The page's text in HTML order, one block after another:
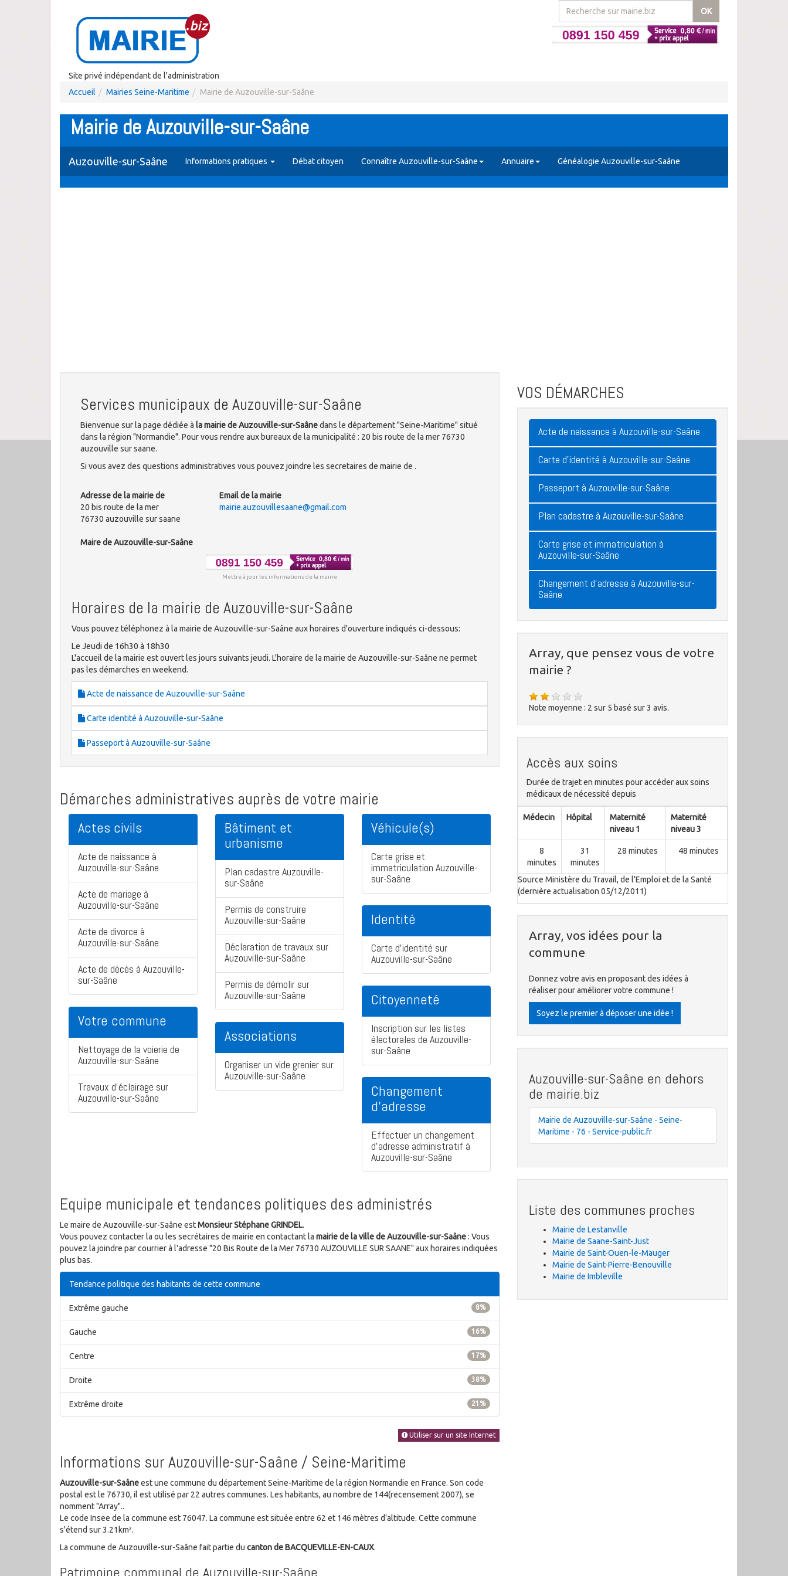
OK
Site privé indépendant de l'administration
Accueil
Mairies Seine-Maritime Mairie de Auzouville-sur-Saâne
Mairie de Auzouville-sur-Saâne
Auzouville-sur-Saâne Informations pratiques Débat citoyen Connaître Auzouville-sur-Saâne Annuaire Généalogie Auzouville-sur-Saâne
Services municipaux de Auzouville-sur-Saâne
Bienvenue sur la page dédiée à la mairie de Auzouville-sur-Saânedans le département "Seine-Maritime" situé
dans la région "Normandie". Pour vous rendre aux bureaux de la municipalité : 20 bis route de la mer 76730
auzouville sur saane.
Si vous avez des questions administratives vous pouvez joindre les secretaires de mairie de .
Adresse de la mairie de
20 bis route de la mer
76730 auzouville sur saane
Maire de Auzouville-sur-Saâne
Email de la mairie
mairie.auzouvillesaane@gmail.com
Mettre à jour les informations de la mairie
Horaires de la mairie de Auzouville-sur-Saâne
Vous pouvez téléphonez à la mairie de Auzouville-sur-Saâne aux horaires d'ouverture indiqués ci-dessous:
Le Jeudi de 16h30 à 18h30
L'accueil de la mairie est ouvert les jours suivants jeudi. L'horaire de la mairie de Auzouville-sur-Saâne ne permet
pas les démarches en weekend.
Acte de naissance de Auzouville-sur-Saâne
Carte identité à Auzouville-sur-Saâne
Passeport à Auzouville-sur-Saâne
Démarches administratives auprès de votre mairie
Actes civils
Acte de naissance à
Auzouville-sur-Saâne
Acte de mariage à
Auzouville-sur-Saâne
Acte de divorce à
Auzouville-sur-Saâne
Acte de décès à Auzouville-
sur-Saâne
Votre commune
Nettoyage de la voierie de
Auzouville-sur-Saâne
Travaux d'éclairage sur
Auzouville-sur-Saâne
Bâtiment et
urbanisme
Plan cadastre Auzouville-
sur-Saâne
Permis de construire
Auzouville-sur-Saâne
Déclaration de travaux sur
Auzouville-sur-Saâne
Permis de démolir sur
Auzouville-sur-Saâne
Associations
Organiser un vide grenier sur
Auzouville-sur-Saâne
Véhicule(s)
Carte grise et
immatriculation Auzouville-
sur-Saâne
Identité
Carte d'identité sur
Auzouville-sur-Saâne
Citoyenneté
Inscription sur les listes
électorales de Auzouville-
sur-Saâne
Changement
d'adresse
Effectuer un changement
d'adresse administratif à
Auzouville-sur-Saâne
Equipe municipale et tendances politiques des administrés
Le maire de Auzouville-sur-Saâne estMonsieur Stéphane GRINDEL.
Vous pouvez contacter la ou les secrétaires de mairie en contactant la mairie de la ville de Auzouville-sur-Saâne: Vous
pouvez la joindre par courrier à l'adresse "20 Bis Route de la Mer 76730 AUZOUVILLE SUR SAANE" aux horaires indiquées
plus bas.
Tendance politique des habitants de cette commune
8%
Extrême gauche
16%
Gauche
17%
Centre
38%
Droite
21%
Extrême droite
Utiliser sur un site Internet
Informations sur Auzouville-sur-Saâne / Seine-Maritime
Auzouville-sur-Saâneest une commune du département Seine-Maritime de la région Normandie en France. Son code
postal est le 76730, il est utilisé par 22 autres communes. Les habitants, au nombre de 144(recensement 2007), se
nomment "Array"..
Le code Insee de la commune est 76047. La commune est située entre 62 et 146 mètres d'altitude. Cette commune
s'étend sur 3.21km².
La commune de Auzouville-sur-Saâne fait partie du canton de BACQUEVILLE-EN-CAUX.
Patrimoine communal de Auzouville-sur-Saâne
VOS DÉMARCHES
Acte de naissance à Auzouville-sur-Saâne
Carte d'identité à Auzouville-sur-Saâne
Passeport à Auzouville-sur-Saâne
Plan cadastre à Auzouville-sur-Saâne
Carte grise et immatriculation à
Auzouville-sur-Saâne
Changement d'adresse à Auzouville-sur-
Saâne
Array, que pensez vous de votre
mairie ?
Note moyenne : 2 sur 5 basé sur3 avis.
Accès aux soins
Durée de trajet en minutes pour accéder aux soins
médicaux de nécessité depuis
Médecin Hôpital
Maternité
niveau 1
Maternité
niveau 3
8
minutes
31
minutes
28 minutes 48 minutes
Source Ministère du Travail, de l'Emploi et de la Santé
(dernière actualisation 05/12/2011)
Array, vos idées pour la
commune
Donnez votre avis en proposant des idées à
réaliser pour améliorer votre commune !
Soyez le premier à déposer une idée !
Auzouville-sur-Saâne en dehors
de mairie.biz
Mairie de Auzouville-sur-Saâne - Seine-
Maritime - 76 - Service-public.fr
Liste des communes proches
Mairie de Lestanville
Mairie de Saane-Saint-Just
Mairie de Saint-Ouen-le-Mauger
Mairie de Saint-Pierre-Benouville
Mairie de Imbleville